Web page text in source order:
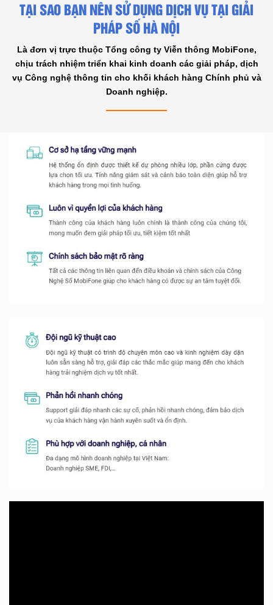
TẠI SAO BẠN NÊN SỬ DỤNG DỊCH VỤ TẠI GIẢI
PHÁP SỐ HÀ NỘI
Là đơn vị trực thuộc Tổng công ty Viễn thông MobiFone,
chịu trách nhiệm triển khai kinh doanh các giải pháp, dịch
vụ Công nghệ thông tin cho khối khách hàng Chính phủ và
Doanh nghiệp.